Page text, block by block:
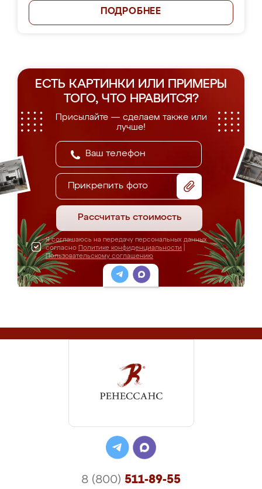
ПОДРОБНЕЕ
ЕСТЬ КАРТИНКИ ИЛИ ПРИМЕРЫ
ТОГО, ЧТО НРАВИТСЯ?
Присылайте — сделаем также или
лучше!
Прикрепить фото
Рассчитать стоимость
Я соглашаюсь на передачу персональных данных
согласно Политике конфиденциальности
Пользовательскому соглашению
8 (800) 511-89-55